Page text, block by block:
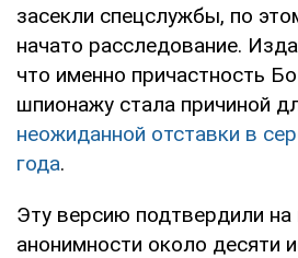
засекли спецслужбы, по
начато расследование.
что именно причастность
шпионажу стала причиной
неожиданной отставки в
года.
Эту версию подтвердили на
анонимности около десяти